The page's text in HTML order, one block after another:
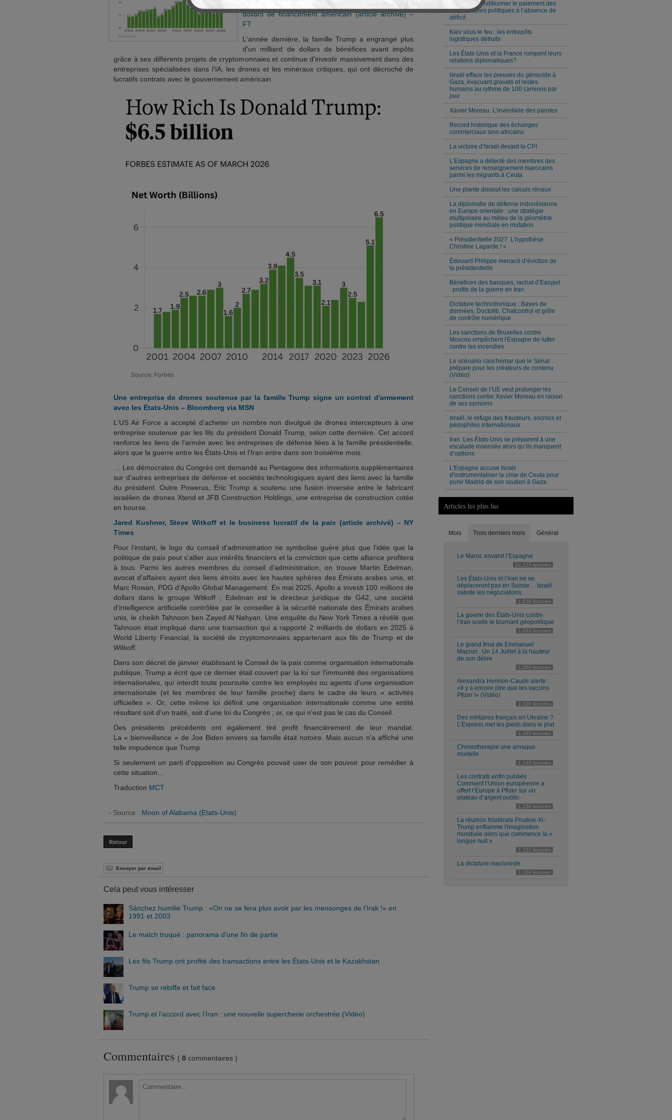
dollars de financement américain (article archivé) –
FT
L'année dernière, la famille Trump a engrangé plus
d'un milliard de dollars de bénéfices avant impôts
grâce à ses différents projets de cryptomonnaies et continue d'investir massivement dans des
entreprises spécialisées dans l'IA, les drones et les minéraux critiques, qui ont décroché de
lucratifs contrats avec le gouvernement américain.
Une entreprise de drones soutenue par la famille Trump signe un contrat d'armement
avec les États-Unis – Bloomberg via MSN
L'US Air Force a accepté d'acheter un nombre non divulgué de drones intercepteurs à une
entreprise soutenue par les fils du président Donald Trump, selon cette dernière. Cet accord
renforce les liens de l'armée avec les entreprises de défense liées à la famille présidentielle,
alors que la guerre entre les États-Unis et l'Iran entre dans son troisième mois.
… Les démocrates du Congrès ont demandé au Pentagone des informations supplémentaires
sur d'autres entreprises de défense et sociétés technologiques ayant des liens avec la famille
du président. Outre Powerus, Eric Trump a soutenu une fusion inversée entre le fabricant
israélien de drones Xtend et JFB Construction Holdings, une entreprise de construction cotée
en bourse.
Jared Kushner, Steve Witkoff et le business lucratif de la paix (article archivé) – NY
Times
Pour l'instant, le logo du conseil d'administration ne symbolise guère plus que l'idée que la
politique de paix peut s'allier aux intérêts financiers et la conviction que cette alliance profitera
à tous. Parmi les autres membres du conseil d'administration, on trouve Martin Edelman,
avocat d'affaires ayant des liens étroits avec les hautes sphères des Émirats arabes unis, et
Marc Rowan, PDG d'Apollo Global Management. En mai 2025, Apollo a investi 100 millions de
dollars dans le groupe Witkoff ; Edelman est le directeur juridique de G42, une société
d'intelligence artificielle contrôlée par le conseiller à la sécurité nationale des Émirats arabes
unis, le cheikh Tahnoon ben Zayed Al Nahyan. Une enquête du New York Times a révélé que
Tahnoon était impliqué dans une transaction qui a rapporté 2 milliards de dollars en 2025 à
World Liberty Financial, la société de cryptomonnaies appartenant aux fils de Trump et de
Witkoff.
Dans son décret de janvier établissant le Conseil de la paix comme organisation internationale
publique, Trump a écrit que ce dernier était couvert par la loi sur l'immunité des organisations
internationales, qui interdit toute poursuite contre les employés ou agents d'une organisation
internationale (et les membres de leur famille proche) dans le cadre de leurs « activités
officielles ». Or, cette même loi définit une organisation internationale comme une entité
résultant soit d'un traité, soit d'une loi du Congrès ; or, ce qui n'est pas le cas du Conseil.
Des présidents précédents ont également tiré profit financièrement de leur mandat.
La « bienveillance » de Joe Biden envers sa famille était notoire. Mais aucun n'a affiché une
telle impudence que Trump.
Si seulement un parti d'opposition au Congrès pouvait user de son pouvoir pour remédier à
cette situation…
Traduction MCT
- Source : Moon of Alabama (Etats-Unis)
Retour
Envoyer par email
Cela peut vous intéresser
Sánchez humilie Trump : «On ne se fera plus avoir par les mensonges de l’Irak !» en
1991 et 2003
Le match truqué : panorama d’une fin de partie
Les fils Trump ont profité des transactions entre les États-Unis et le Kazakhstan
Trump se rebiffe et fait face
Trump et l’accord avec l’Iran : une nouvelle supercherie orchestrée (Vidéo)
Commentaires ( 0 commentaires )
Milei veut conditionner le paiement des
responsables politiques à l’absence de
déficit
Kiev sous le feu : les entrepôts
logistiques détruits
Les États-Unis et la France rompent leurs
relations diplomatiques?
Israël efface les preuves du génocide à
Gaza, évacuant gravats et restes
humains au rythme de 100 camions par
jour
Xavier Moreau. L’inventaire des paroles
Record historique des échanges
commerciaux sino-africains
La victoire d’Israël devant la CPI
L’Espagne a détecté des membres des
services de renseignement marocains
parmi les migrants à Ceuta
Une plante dissout les calculs rénaux
La diplomatie de défense indonésienne
en Europe orientale : une stratégie
multipolaire au milieu de la géométrie
politique mondiale en mutation
« Présidentielle 2027. L’hypothèse
Christine Lagarde ! »
Édouard Philippe menacé d’éviction de
la présidentielle
Bénéfices des banques, rachat d’Easyjet
: profits de la guerre en Iran
Dictature technotronique : Bases de
données, Doctolib, Chatcontrol et grille
de contrôle numérique
Les sanctions de Bruxelles contre
Moscou empêchent l'Espagne de lutter
contre les incendies
Le scénario cauchemar que le Sénat
prépare pour les créateurs de contenu
(Vidéo)
Le Conseil de l’UE veut prolonger les
sanctions contre Xavier Moreau en raison
de ses opinions
Israël, le refuge des fraudeurs, escrocs et
pédophiles internationaux
Iran. Les États-Unis se préparent à une
escalade insensée alors qu’ils manquent
d’options
L'Espagne accuse Israël
d'instrumentaliser la crise de Ceuta pour
punir Madrid de son soutien à Gaza
Articles les plus lus
Mois Trois derniers mois Général
Le Maroc envahit l’Espagne
20,123 lectures
Les États-Unis et l’Iran ne se
déplaceront pas en Suisse… Israël
sabote les négociations
1,636 lectures
La guerre des États-Unis contre
l’Iran scelle le tournant géopolitique
1,633 lectures
Le grand final de Emmanuel
Macron : Un 14 Juillet à la hauteur
de son délire
1,260 lectures
Alexandra Henrion-Caude alerte :
«Il y a encore pire que les vaccins
Pfizer !» (Vidéo)
1,220 lectures
Des militaires français en Ukraine ?
L’Express met les pieds dans le plat
1,165 lectures
Chimiotherapie une arnaque
mortelle
1,149 lectures
Les contrats enfin publiés :
Comment l’Union européenne a
offert l’Europe à Pfizer sur un
plateau d’argent public
1,139 lectures
La réunion trilatérale Poutine-Xi-
Trump enflamme l'imagination
mondiale alors que commence la «
longue nuit »
1,122 lectures
La dictature macroniste
1,109 lectures